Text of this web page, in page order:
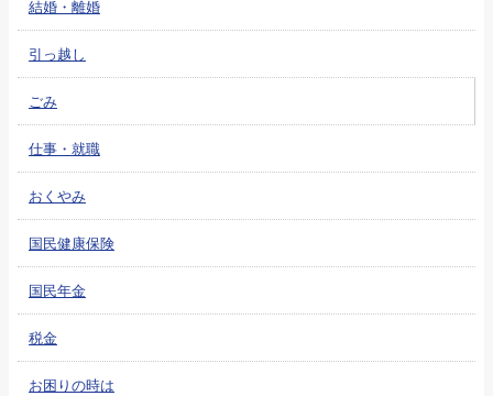
結婚・離婚
引っ越し
ごみ
仕事・就職
おくやみ
国民健康保険
国民年金
税金
お困りの時は